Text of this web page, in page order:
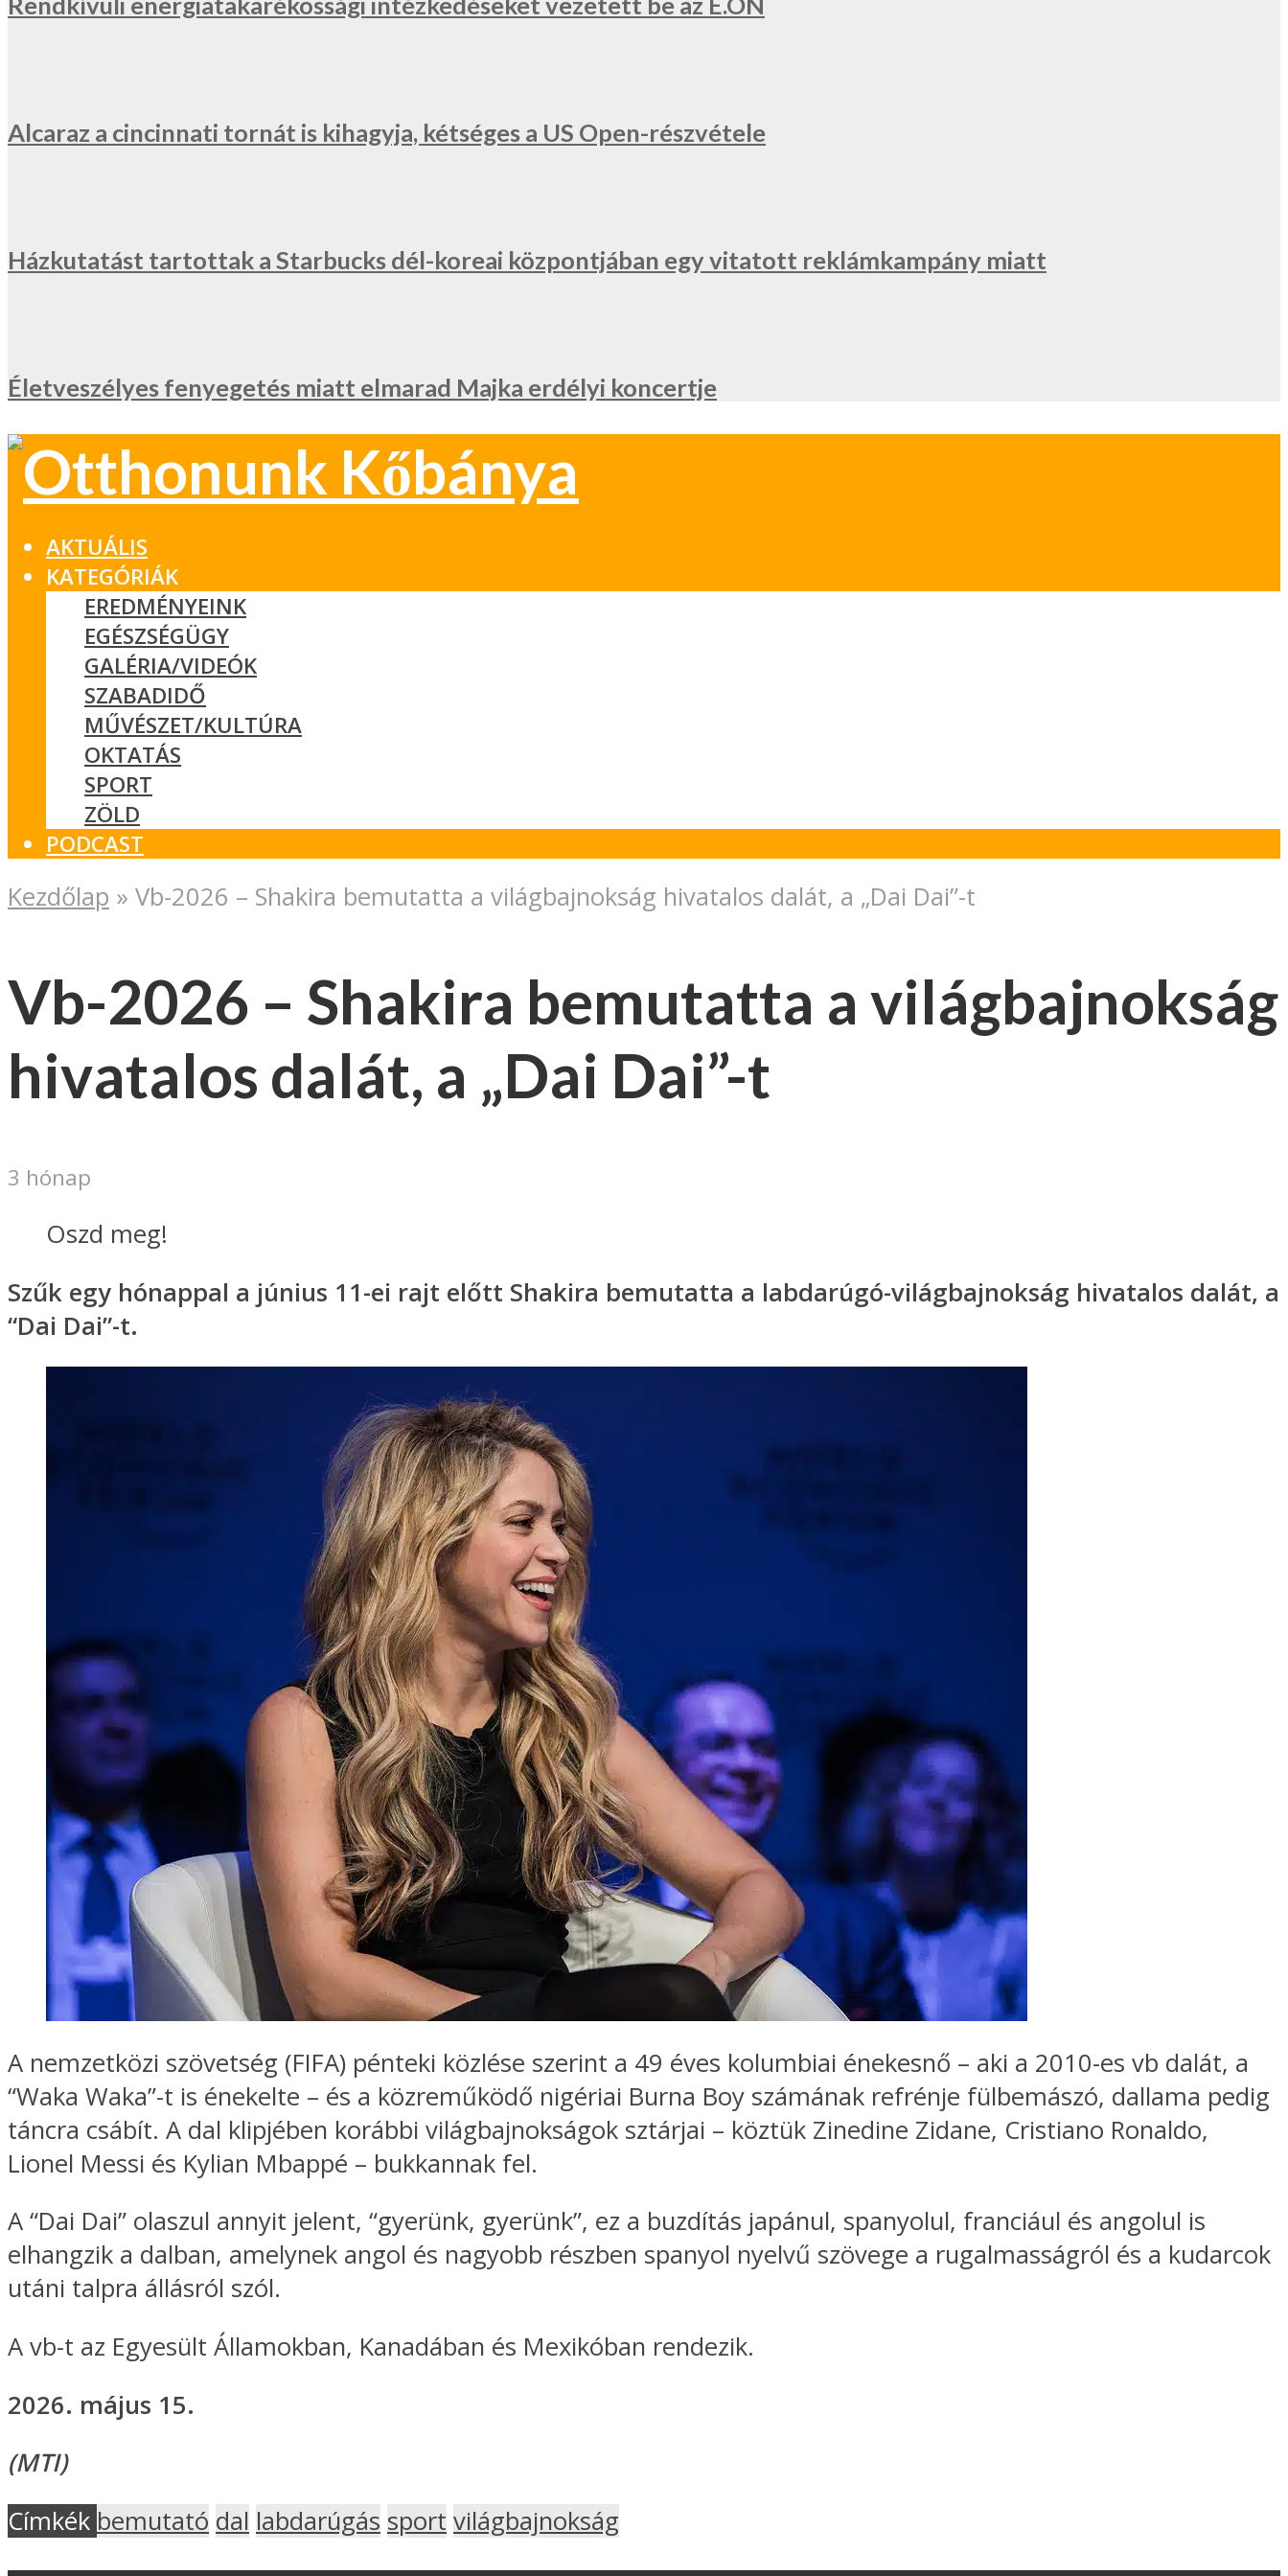
Alcaraz a cincinnati tornát is kihagyja, kétséges a US Open-részvétele
Házkutatást tartottak a Starbucks dél-koreai központjában egy vitatott reklámkampány miatt
Életveszélyes fenyegetés miatt elmarad Majka erdélyi koncertje
AKTUÁLIS
KATEGÓRIÁK
EREDMÉNYEINK
EGÉSZSÉGÜGY
GALÉRIA/VIDEÓK
SZABADIDŐ
MŰVÉSZET/KULTÚRA
OKTATÁS
SPORT
ZÖLD
PODCAST
Kezdőlap » Vb-2026 – Shakira bemutatta a világbajnokság hivatalos dalát, a „Dai Dai”-t
Vb-2026 – Shakira bemutatta a világbajnokság
hivatalos dalát, a „Dai Dai”-t
3 hónap
Oszd meg!
Szűk egy hónappal a június 11-ei rajt előtt Shakira bemutatta a labdarúgó-világbajnokság hivatalos dalát, a
“Dai Dai”-t.
A nemzetközi szövetség (FIFA) pénteki közlése szerint a 49 éves kolumbiai énekesnő – aki a 2010-es vb dalát, a
“Waka Waka”-t is énekelte – és a közreműködő nigériai Burna Boy számának refrénje fülbemászó, dallama pedig
táncra csábít. A dal klipjében korábbi világbajnokságok sztárjai – köztük Zinedine Zidane, Cristiano Ronaldo,
Lionel Messi és Kylian Mbappé – bukkannak fel.
A “Dai Dai” olaszul annyit jelent, “gyerünk, gyerünk”, ez a buzdítás japánul, spanyolul, franciául és angolul is
elhangzik a dalban, amelynek angol és nagyobb részben spanyol nyelvű szövege a rugalmasságról és a kudarcok
utáni talpra állásról szól.
A vb-t az Egyesült Államokban, Kanadában és Mexikóban rendezik.
2026. május 15.
(MTI)
Címkék bemutató dal labdarúgás sport világbajnokság